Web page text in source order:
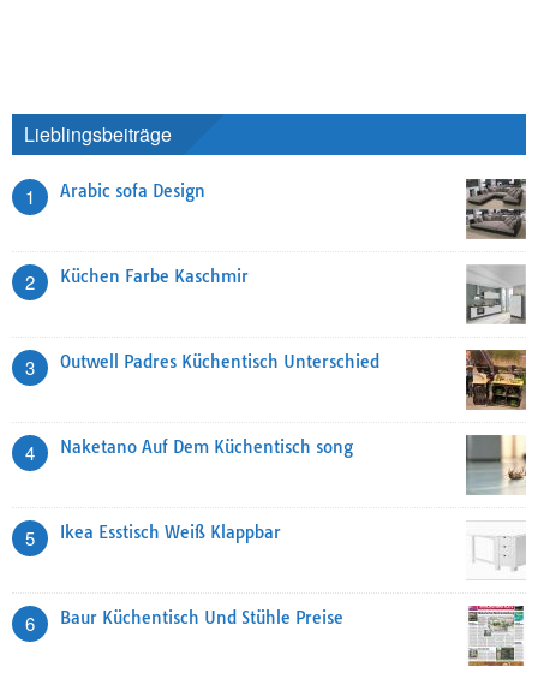
Lieblingsbeiträge
1 Arabic sofa Design
2 Küchen Farbe Kaschmir
3 Outwell Padres Küchentisch Unterschied
4 Naketano Auf Dem Küchentisch song
5 Ikea Esstisch Weiß Klappbar
6 Baur Küchentisch Und Stühle Preise